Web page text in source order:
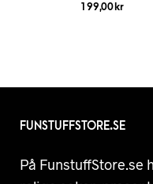
199,00 kr
FUNSTUFFSTORE.SE
På FunstuffStore.se